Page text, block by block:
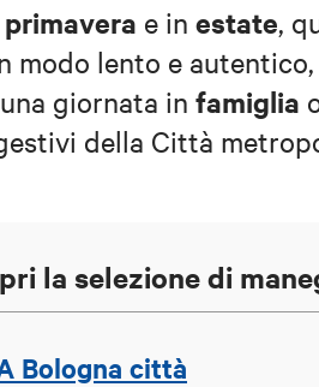
primavera e in estate,
modo lento e
giornata in famiglia
della Città
la selezione di
Bologna città